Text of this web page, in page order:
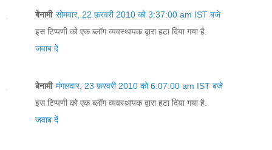
बेनामी सोमवार, 22 फ़रवरी 2010 को 3:37:00 am IST बजे
इस टिप्पणी को एक ब्लॉग व्यवस्थापक द्वारा हटा दिया गया है.
जवाब दें
बेनामी मंगलवार, 23 फ़रवरी 2010 को 6:07:00 am IST बजे
इस टिप्पणी को एक ब्लॉग व्यवस्थापक द्वारा हटा दिया गया है.
जवाब दें